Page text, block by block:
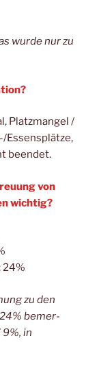
wur­de nur zu
Platz­man­gel /
Es­sens­plät­ze,
beendet.
von
wichtig?
24%
zu den
24% bemer­
in